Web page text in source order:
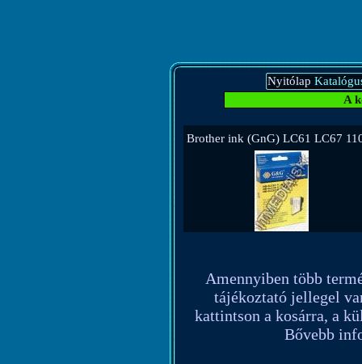
Nyitólap
A
Brother ink (GnG) LC61 LC67
Amennyiben több
tájékoztató jellegel
kattintson a kosárra, a
Bővebb